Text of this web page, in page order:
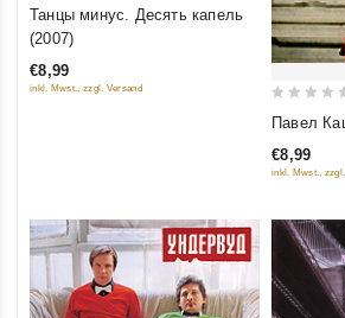
5
Танцы минус. Десять капель
(2007)
€8,99
inkl. Mwst., zzgl. Versand
of
Павел
€8,99
inkl. Mwst.,